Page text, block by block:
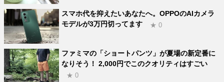
スマホ代を抑えたいあなたへ。OPPOのAIカメラ
モデルが3万円切ってます
★ 0
ファミマの「ショートパンツ」が夏場の新定番に
なりそう！ 2,000円でこのクオリティはすごい
★ 0